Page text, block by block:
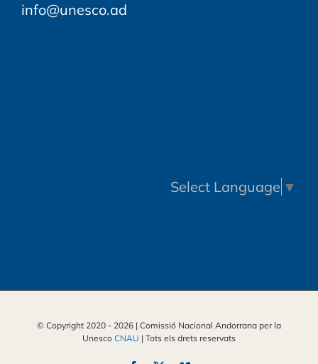
info@unesco.ad
Select Language ▼
© Copyright 2020 - 2026 | Comissió Nacional Andorrana per la
Unesco CNAU | Tots els drets reservats